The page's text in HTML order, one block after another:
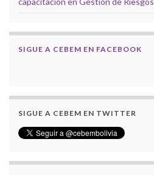
SIGUE A CEBEM EN FACEBOOK
SIGUE A CEBEM EN TWITTER